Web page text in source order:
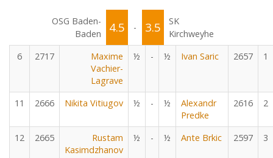
OSG Baden-
Baden
4.5 - 3.5
SK
Kirchweyhe
6
2717
Maxime
Vachier-
Lagrave
½ - ½ Ivan Saric 2657 1
11 2666 Nikita Vitiugov ½ - ½
Alexandr
Predke
2616 2
12 2665
Rustam
Kasimdzhanov
½ - ½ Ante Brkic 2597 3